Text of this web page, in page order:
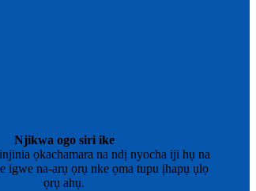
Njikwa ogo siri ike
ọkachamara na ndị nyocha iji hụ na
igwe na-arụ ọrụ nke ọma tupu ịhapụ ụlọ
ọrụ ahụ.